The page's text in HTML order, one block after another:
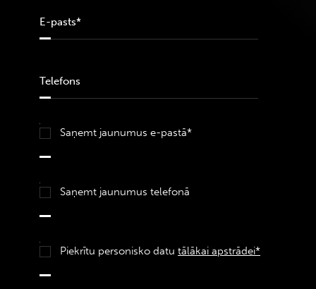
Saņemt jaunumus e-pastā*
Saņemt jaunumus telefonā
Piekrītu personisko datu tālākai apstrādei*